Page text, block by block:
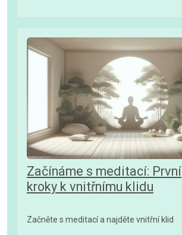
Začínáme s meditací: První
kroky k vnitřnímu klidu
Začněte s meditací a najděte vnitřní klid